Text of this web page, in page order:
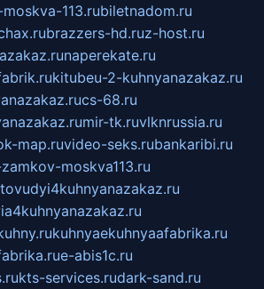
113.rubiletnadom.ru
brazzers-hd.ruz-host.ru
naperekate.ru
kitubeu-2-kuhnyanazakaz.ru
cs-68.ru
mir-tk.ruvlknrussia.ru
map.ruvideo-seks.rubankaribi.ru
moskva113.ru
tovudyi4kuhnyanazakaz.ru
kuhnyaekuhnyaafabrika.ru
e-abis1c.ru
kts-services.rudark-sand.ru